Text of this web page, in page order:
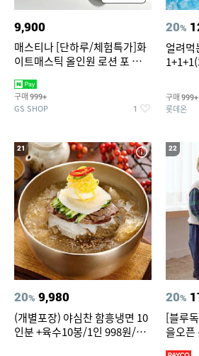
9,900
매스티나 [단하루/체험특가]화
이트매스틱 올인원 로션 포 맨
구매 999+
GS SHOP 1
20%
얼려먹
구매 999+
롯데온
21
20% 9,980
(개별포장) 야심찬 함흥냉면 10
인분 +육수10봉/1인 998원/머
22
20%
[블루
을오